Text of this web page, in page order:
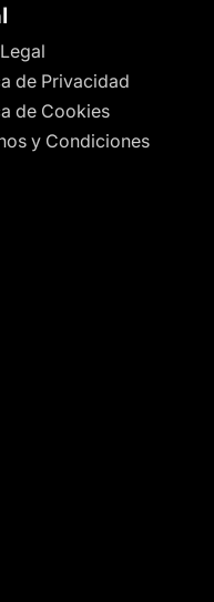
de Privacidad
de Cookies
y Condiciones